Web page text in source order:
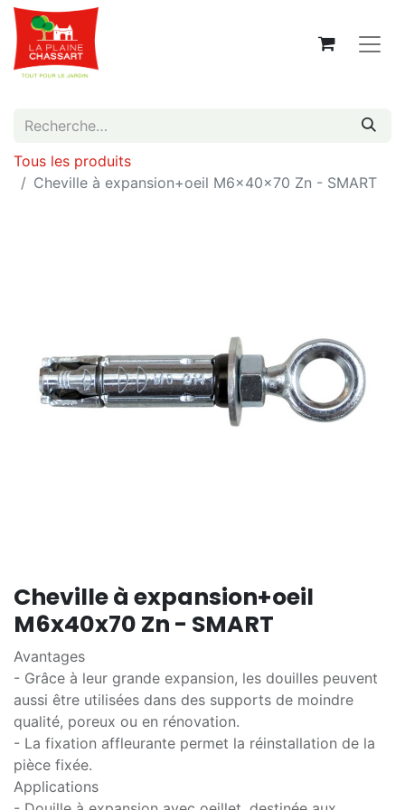
Tous les produits
Cheville à expansion+oeil M6x40x70 Zn - SMART
Cheville à expansion+oeil
M6x40x70 Zn - SMART
Avantages
- Grâce à leur grande expansion, les douilles peuvent
aussi être utilisées dans des supports de moindre
qualité, poreux ou en rénovation.
- La fixation affleurante permet la réinstallation de la
pièce fixée.
Applications